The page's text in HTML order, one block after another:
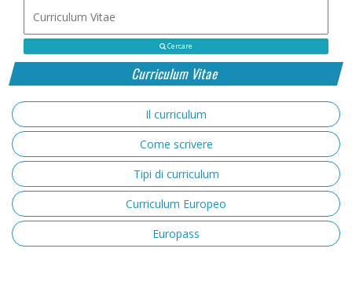
Cercare
Curriculum Vitae
Il curriculum
Come scrivere
Tipi di curriculum
Curriculum Europeo
Europass